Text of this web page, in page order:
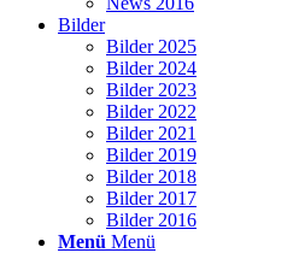
Bilder
Bilder 2025
Bilder 2024
Bilder 2023
Bilder 2022
Bilder 2021
Bilder 2019
Bilder 2018
Bilder 2017
Bilder 2016
Menü Menü